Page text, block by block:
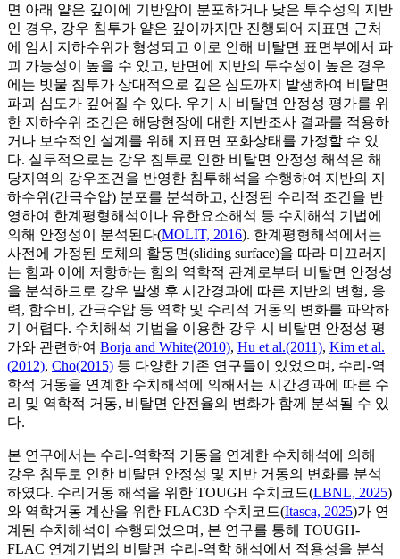
면 아래 얕은 깊이에 기반암이 분포하거나 낮은 투수성의 지반
인 경우, 강우 침투가 얕은 깊이까지만 진행되어 지표면 근처
에 임시 지하수위가 형성되고 이로 인해 비탈면 표면부에서 파
괴 가능성이 높을 수 있고, 반면에 지반의 투수성이 높은 경우
에는 빗물 침투가 상대적으로 깊은 심도까지 발생하여 비탈면
파괴 심도가 깊어질 수 있다. 우기 시 비탈면 안정성 평가를 위
한 지하수위 조건은 해당현장에 대한 지반조사 결과를 적용하
거나 보수적인 설계를 위해 지표면 포화상태를 가정할 수 있
다. 실무적으로는 강우 침투로 인한 비탈면 안정성 해석은 해
당지역의 강우조건을 반영한 침투해석을 수행하여 지반의 지
하수위(간극수압) 분포를 분석하고, 산정된 수리적 조건을 반
영하여 한계평형해석이나 유한요소해석 등 수치해석 기법에
의해 안정성이 분석된다(MOLIT, 2016). 한계평형해석에서는
사전에 가정된 토체의 활동면(sliding surface)을 따라 미끄러지
는 힘과 이에 저항하는 힘의 역학적 관계로부터 비탈면 안정성
을 분석하므로 강우 발생 후 시간경과에 따른 지반의 변형, 응
력, 함수비, 간극수압 등 역학 및 수리적 거동의 변화를 파악하
기 어렵다. 수치해석 기법을 이용한 강우 시 비탈면 안정성 평
가와 관련하여 Borja and White(2010), Hu et al.(2011), Kim et al.
(2012), Cho(2015) 등 다양한 기존 연구들이 있었으며, 수리-역
학적 거동을 연계한 수치해석에 의해서는 시간경과에 따른 수
리 및 역학적 거동, 비탈면 안전율의 변화가 함께 분석될 수 있
다.
본 연구에서는 수리-역학적 거동을 연계한 수치해석에 의해
강우 침투로 인한 비탈면 안정성 및 지반 거동의 변화를 분석
하였다. 수리거동 해석을 위한 TOUGH 수치코드(LBNL, 2025)
와 역학거동 계산을 위한 FLAC3D 수치코드(Itasca, 2025)가 연
계된 수치해석이 수행되었으며, 본 연구를 통해 TOUGH-
FLAC 연계기법의 비탈면 수리-역학 해석에서 적용성을 분석